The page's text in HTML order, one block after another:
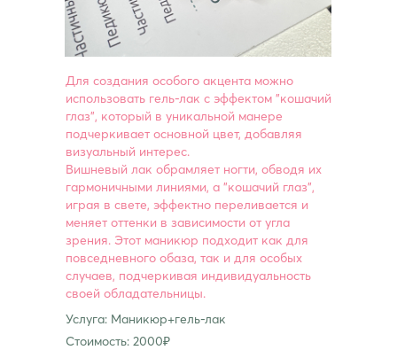
Услуга: Маникюр+гель-лак
Стоимость: 2000₽
Для создания особого акцента можно
использовать гель-лак с эффектом "кошачий
глаз", который в уникальной манере
подчеркивает основной цвет, добавляя
визуальный интерес.
Вишневый лак обрамляет ногти, обводя их
гармоничными линиями, а "кошачий глаз",
играя в свете, эффектно переливается и
меняет оттенки в зависимости от угла
зрения. Этот маникюр подходит как для
повседневного обаза, так и для особых
случаев, подчеркивая индивидуальность
своей обладательницы.